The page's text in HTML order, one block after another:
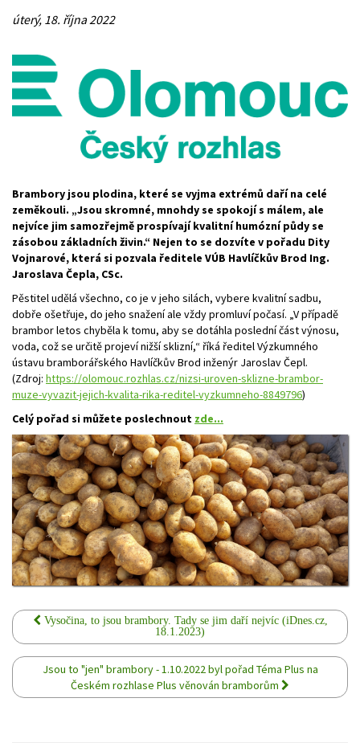
úterý, 18. října 2022
Brambory jsou plodina, které se vyjma extrémů daří na celé
zeměkouli. „Jsou skromné, mnohdy se spokojí s málem, ale
nejvíce jim samozřejmě prospívají kvalitní humózní půdy se
zásobou základních živin.“ Nejen to se dozvíte v pořadu Dity
Vojnarové, která si pozvala ředitele VÚB Havlíčkův Brod Ing.
Jaroslava Čepla, CSc.
Pěstitel udělá všechno, co je v jeho silách, vybere kvalitní sadbu,
dobře ošetřuje, do jeho snažení ale vždy promluví počasí. „V případě
brambor letos chyběla k tomu, aby se dotáhla poslední část výnosu,
voda, což se určitě projeví nižší sklizní,“ říká ředitel Výzkumného
ústavu bramborářského Havlíčkův Brod inženýr Jaroslav Čepl.
(Zdroj: https://olomouc.rozhlas.cz/nizsi-uroven-sklizne-brambor-
muze-vyvazit-jejich-kvalita-rika-reditel-vyzkumneho-8849796)
Celý pořad si můžete poslechnout zde...
Vysočina, to jsou brambory. Tady se jim daří nejvíc (iDnes.cz,
18.1.2023)
Jsou to "jen" brambory - 1.10.2022 byl pořad Téma Plus na
Českém rozhlase Plus věnován bramborům